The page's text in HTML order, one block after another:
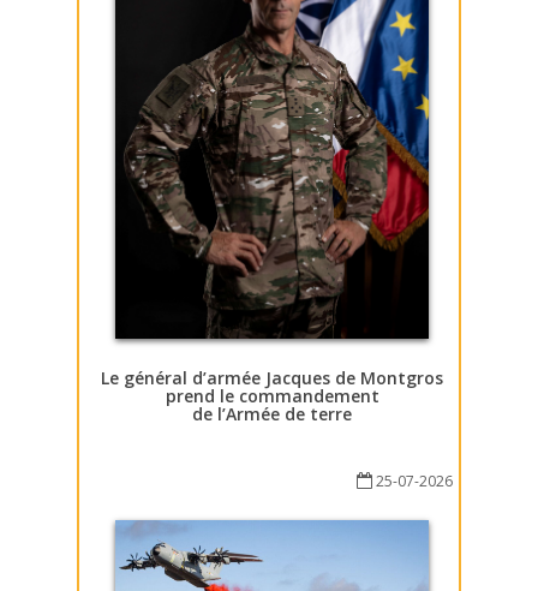
Le général d’armée Jacques de Montgros
prend le commandement
de l’Armée de terre
25-07-2026